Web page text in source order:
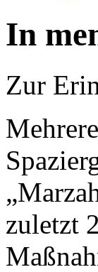
In
Zur
zuletzt